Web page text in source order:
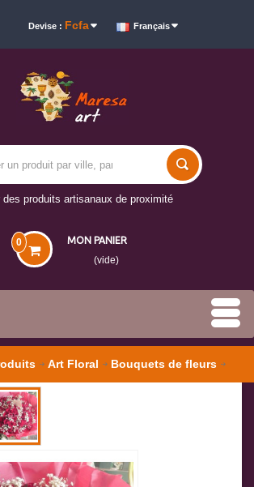
Devise : Fcfa Français
des produits artisanaux de proximité
MON PANIER
0
(vide)
Art Floral Bouquets de fleurs
feuillage